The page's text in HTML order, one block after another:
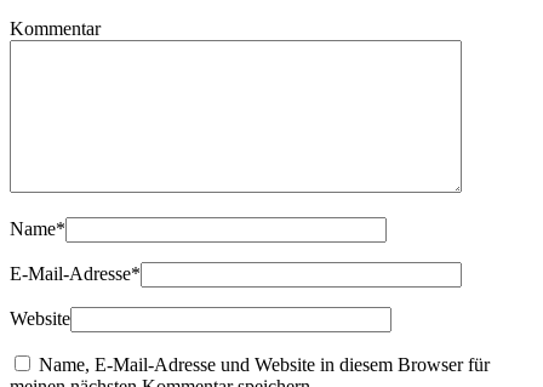
Kommentar
Name*
E-Mail-Adresse*
Website
Name, E-Mail-Adresse und Website in diesem Browser für